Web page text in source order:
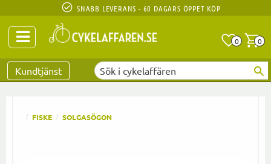
SNABB LEVERANS - 60 DAGARS ÖPPET KÖP
0 0
Kundtjänst
FISKE SOLGASÖGON